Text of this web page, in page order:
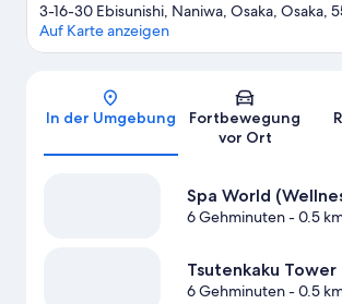
Karte
3-16-30 Ebisunishi, Naniwa, Osaka, Osaka,
Auf Karte anzeigen
In der Umgebung
Fortbewegung
vor Ort
Spa World
6 Gehminuten- 0.5
Tsutenkaku Tower
6 Gehminuten- 0.5